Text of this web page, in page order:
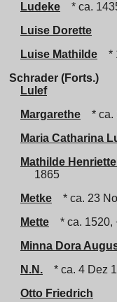
Ludeke
* ca.
Luise Dorette
Luise Mathilde
*
Schrader (Forts.)
Lulef
Margarethe
* ca.
Maria Catharina
Mathilde
1865
Metke
* ca. 23
Mette
* ca. 1520,
Minna Dora
N.N.
* ca. 4 Dez
Otto Friedrich